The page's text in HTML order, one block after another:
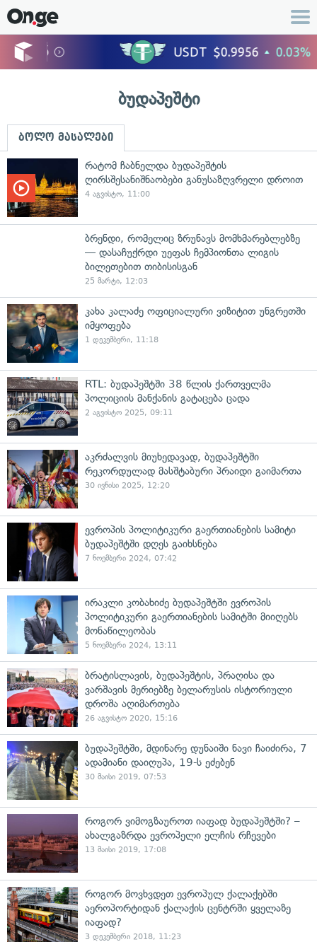
ბუდაპეშტი
ბოლო მასალები
რატომ ჩაბნელდა ბუდაპეშტის
ღირსშესანიშნაობები განუსაზღვრელი დროით
4 აგვისტო, 11:00
ბრენდი, რომელიც ზრუნავს მომხმარებლებზე
— დასაჩუქრდი უეფას ჩემპიონთა ლიგის
ბილეთებით თიბისისგან
25 მარტი, 12:03
კახა კალაძე ოფიციალური ვიზიტით უნგრეთში
იმყოფება
1 დეკემბერი, 11:18
RTL: ბუდაპეშტში 38 წლის ქართველმა
პოლიციის მანქანის გატაცება ცადა
2 აგვისტო 2025, 09:11
აკრძალვის მიუხედავად, ბუდაპეშტში
რეკორდულად მასშტაბური პრაიდი გაიმართა
30 ივნისი 2025, 12:20
ევროპის პოლიტიკური გაერთიანების სამიტი
ბუდაპეშტში დღეს გაიხსნება
7 ნოემბერი 2024, 07:42
ირაკლი კობახიძე ბუდაპეშტში ევროპის
პოლიტიკური გაერთიანების სამიტში მიიღებს
მონაწილეობას
5 ნოემბერი 2024, 13:11
ბრატისლავის, ბუდაპეშტის, პრაღისა და
ვარშავის მერიებზე ბელარუსის ისტორიული
დროშა აღიმართება
26 აგვისტო 2020, 15:16
ბუდაპეშტში, მდინარე დუნაიში ნავი ჩაიძირა, 7
ადამიანი დაიღუპა, 19-ს ეძებენ
30 მაისი 2019, 07:53
როგორ ვიმოგზაუროთ იაფად ბუდაპეშტში? –
ახალგაზრდა ევროპელი ელჩის რჩევები
13 მაისი 2019, 17:08
როგორ მოვხვდეთ ევროპულ ქალაქებში
აეროპორტიდან ქალაქის ცენტრში ყველაზე
იაფად?
3 დეკემბერი 2018, 11:23